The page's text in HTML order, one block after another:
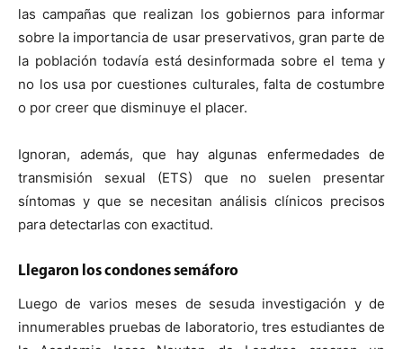
las campañas que realizan los gobiernos para informar
sobre la importancia de usar preservativos, gran parte de
la población todavía está desinformada sobre el tema y
no los usa por cuestiones culturales, falta de costumbre
o por creer que disminuye el placer.
Ignoran, además, que hay algunas enfermedades de
transmisión sexual (ETS) que no suelen presentar
síntomas y que se necesitan análisis clínicos precisos
para detectarlas con exactitud.
Llegaron los condones semáforo
Luego de varios meses de sesuda investigación y de
innumerables pruebas de laboratorio, tres estudiantes de